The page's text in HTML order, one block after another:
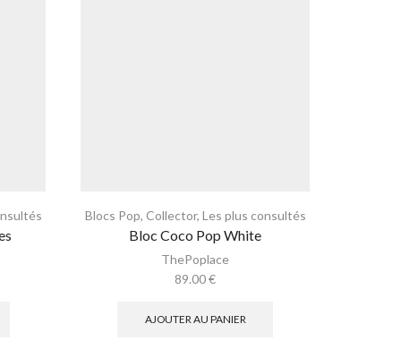
Blocs Pop, Collector, Les plus consultés
Bloc Coco Pop White
ThePoplace
89.00€
AJOUTER AU PANIER